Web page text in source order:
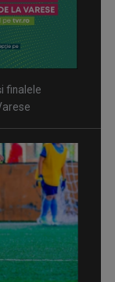
în fotbal